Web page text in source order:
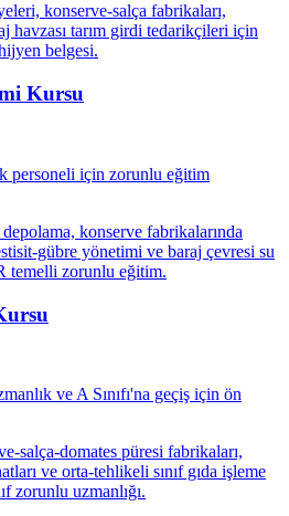
konserve-salça fabrikaları,
havzası tarım girdi tedarikçileri için
belgesi.
Kursu
personeli için zorunlu eğitim
konserve fabrikalarında
gübre yönetimi ve baraj çevresi su
temelli zorunlu eğitim.
ve A Sınıfı'na geçiş için ön
salça-domates püresi fabrikaları,
ve orta-tehlikeli sınıf gıda işleme
zorunlu uzmanlığı.